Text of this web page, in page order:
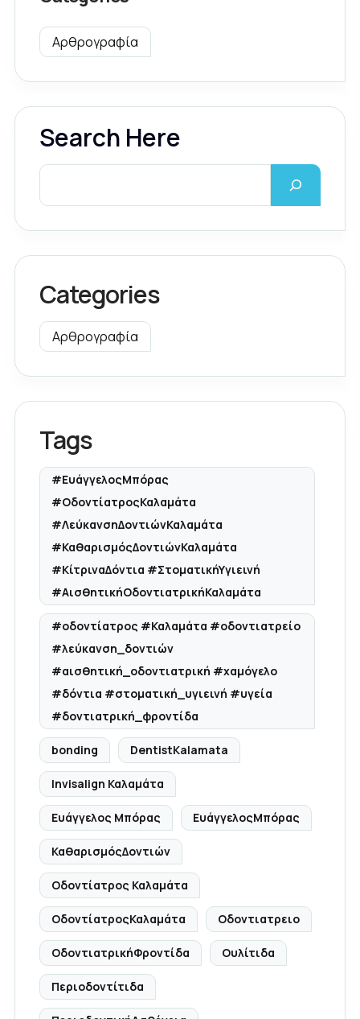
Αρθρογραφία
Search Here
Categories
Αρθρογραφία
Tags
#ΕυάγγελοςΜπόρας
#ΟδοντίατροςΚαλαμάτα
#ΛεύκανσηΔοντιώνΚαλαμάτα
#ΚαθαρισμόςΔοντιώνΚαλαμάτα
#ΚίτριναΔόντια #ΣτοματικήΥγιεινή
#ΑισθητικήΟδοντιατρικήΚαλαμάτα
#οδοντίατρος #Καλαμάτα #οδοντιατρείο
#λεύκανση_δοντιών
#αισθητική_οδοντιατρική #χαμόγελο
#δόντια #στοματική_υγιεινή #υγεία
#δοντιατρική_φροντίδα
bonding DentistKalamata
Invisalign Καλαμάτα
Ευάγγελος Μπόρας ΕυάγγελοςΜπόρας
ΚαθαρισμόςΔοντιών
Οδοντίατρος Καλαμάτα
ΟδοντίατροςΚαλαμάτα Οδοντιατρειο
ΟδοντιατρικήΦροντίδα Ουλίτιδα
Περιοδοντίτιδα